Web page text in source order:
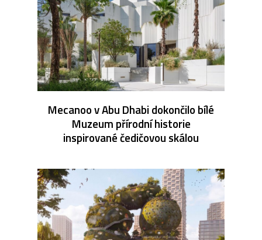
Mecanoo v Abu Dhabi dokončilo bílé
Muzeum přírodní historie
inspirované čedičovou skálou